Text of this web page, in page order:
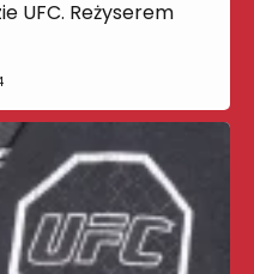
UFC. Reżyserem